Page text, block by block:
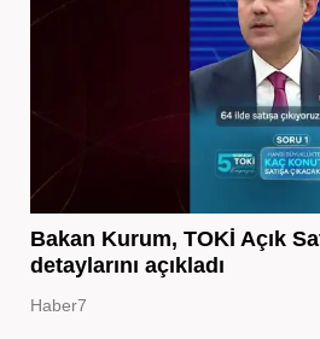
Bakan Kurum, TOKİ Açık
detaylarını açıkladı
Haber7